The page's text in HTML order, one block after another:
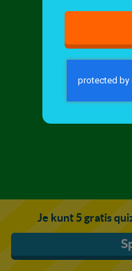
Je kunt 5 gratis